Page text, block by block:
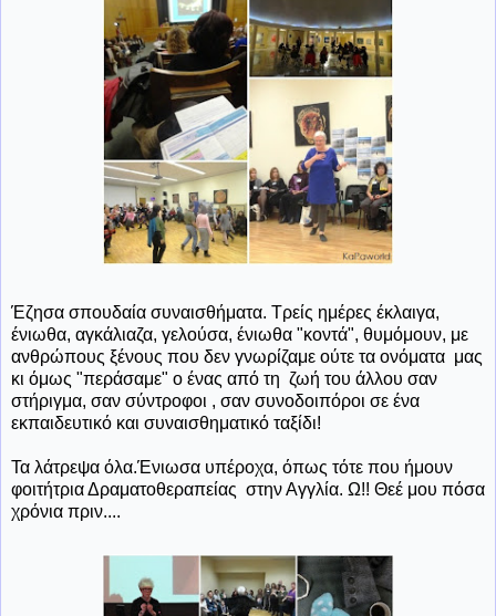
Έζησα σπουδαία συναισθήματα. Τρείς ημέρες έκλαιγα,
ένιωθα, αγκάλιαζα, γελούσα, ένιωθα "κοντά", θυμόμουν, με
ανθρώπους ξένους που δεν γνωρίζαμε ούτε τα ονόματα μας
κι όμως "περάσαμε" ο ένας από τη ζωή του άλλου σαν
στήριγμα, σαν σύντροφοι , σαν συνοδοιπόροι σε ένα
εκπαιδευτικό και συναισθηματικό ταξίδι!
Τα λάτρεψα όλα.Ένιωσα υπέροχα, όπως τότε που ήμουν
φοιτήτρια Δραματοθεραπείας στην Αγγλία. Ω!! Θεέ μου πόσα
χρόνια πριν....